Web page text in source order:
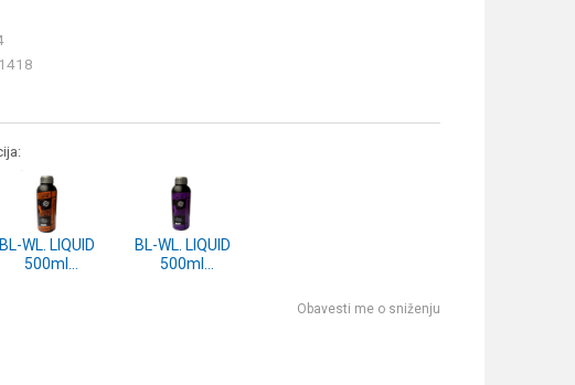
BL-WL. LIQUID
500ml
BL-WL. LIQUID
500ml
Obavesti me o sniženju